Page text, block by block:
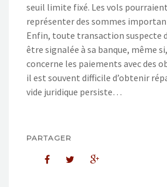
seuil limite fixé. Les vols
représenter des sommes
Enfin, toute transaction suspecte
être signalée à sa banque, même
concerne les paiements avec des
il est souvent difficile d’obtenir
vide juridique persiste…
PARTAGER